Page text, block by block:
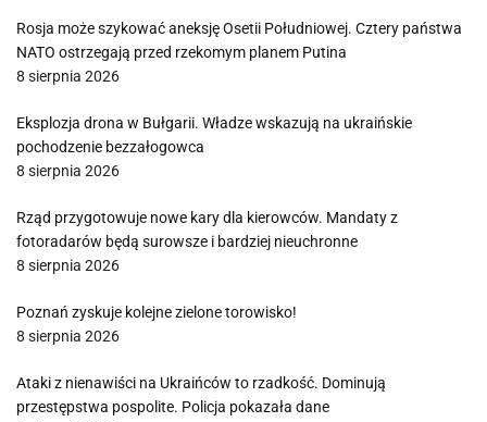
Rosja może szykować aneksję Osetii Południowej. Cztery państwa
NATO ostrzegają przed rzekomym planem Putina
8 sierpnia 2026
Eksplozja drona w Bułgarii. Władze wskazują na ukraińskie
pochodzenie bezzałogowca
8 sierpnia 2026
Rząd przygotowuje nowe kary dla kierowców. Mandaty z
fotoradarów będą surowsze i bardziej nieuchronne
8 sierpnia 2026
Poznań zyskuje kolejne zielone torowisko!
8 sierpnia 2026
Ataki z nienawiści na Ukraińców to rzadkość. Dominują
przestępstwa pospolite. Policja pokazała dane